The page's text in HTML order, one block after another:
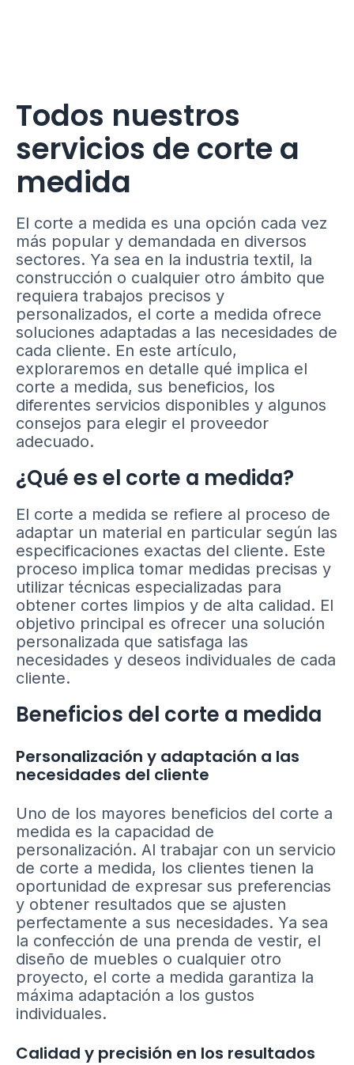
Todos nuestros
servicios de corte a
medida
El corte a medida es una opción cada vez
más popular y demandada en diversos
sectores. Ya sea en la industria textil, la
construcción o cualquier otro ámbito que
requiera trabajos precisos y
personalizados, el corte a medida ofrece
soluciones adaptadas a las necesidades de
cada cliente. En este artículo,
exploraremos en detalle qué implica el
corte a medida, sus beneficios, los
diferentes servicios disponibles y algunos
consejos para elegir el proveedor
adecuado.
¿Qué es el corte a medida?
El corte a medida se refiere al proceso de
adaptar un material en particular según las
especificaciones exactas del cliente. Este
proceso implica tomar medidas precisas y
utilizar técnicas especializadas para
obtener cortes limpios y de alta calidad. El
objetivo principal es ofrecer una solución
personalizada que satisfaga las
necesidades y deseos individuales de cada
cliente.
Beneficios del corte a medida
Personalización y adaptación a las
necesidades del cliente
Uno de los mayores beneficios del corte a
medida es la capacidad de
personalización. Al trabajar con un servicio
de corte a medida, los clientes tienen la
oportunidad de expresar sus preferencias
y obtener resultados que se ajusten
perfectamente a sus necesidades. Ya sea
la confección de una prenda de vestir, el
diseño de muebles o cualquier otro
proyecto, el corte a medida garantiza la
máxima adaptación a los gustos
individuales.
Calidad y precisión en los resultados